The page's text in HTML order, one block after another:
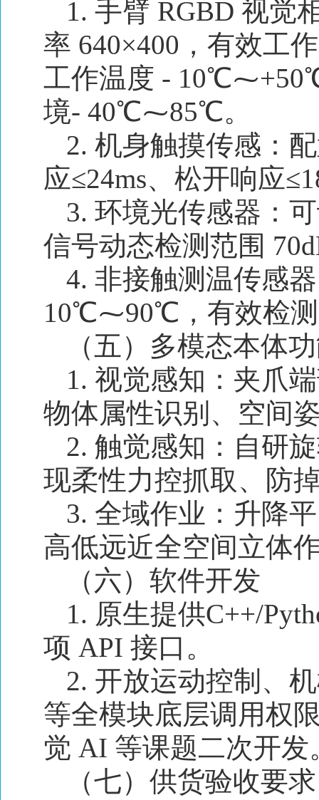
1. 手臂 RGBD 视觉
率 640×400，有效工
工作温度 -
境- 40℃⁓85℃。
2. 机身触摸传感：
应≤24ms、松开响应
3. 环境光传感器：
信号动态检测范围
4. 非接触测温传感
10℃⁓90℃，有效检
（五）多模态本体
1. 视觉感知：夹爪
物体属性识别、空间
2. 触觉感知：自研
现柔性力控抓取、防
3. 全域作业：升降
高低远近全空间立体
（六）软件开发
1. 原生提供C++/
项 API 接口。
2. 开放运动控制、
等全模块底层调用权
觉 AI 等课题二次开发
（七）供货验收要求